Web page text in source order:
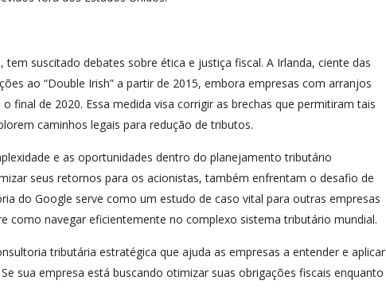
suscitado debates sobre ética e justiça fiscal. A Irlanda, ciente das
ao “Double Irish” a partir de 2015, embora empresas com arranjos
final de 2020. Essa medida visa corrigir as brechas que permitiram tais
caminhos legais para redução de tributos.
e as oportunidades dentro do planejamento tributário
seus retornos para os acionistas, também enfrentam o desafio de
do Google serve como um estudo de caso vital para outras empresas
como navegar eficientemente no complexo sistema tributário mundial.
tributária estratégica que ajuda as empresas a entender e aplicar
sua empresa está buscando otimizar suas obrigações fiscais enquanto